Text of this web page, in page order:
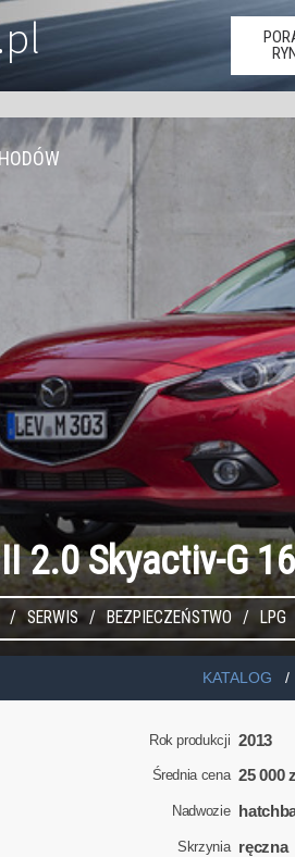
2.0 Skyactiv-G
SERWIS BEZPIECZEŃSTWO LPG
KATALOG
Rok produkcji 2013
Średnia cena 25 000
Nadwozie
Skrzynia ręczna